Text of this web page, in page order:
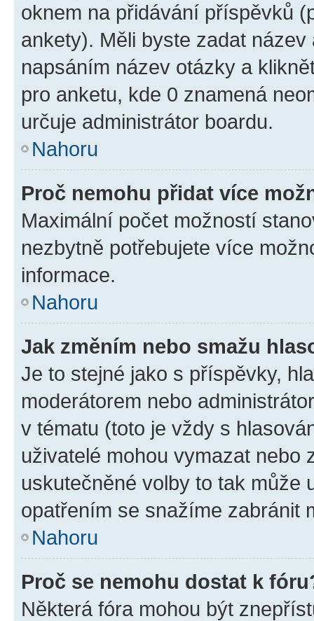
oknem na přidávání příspěvků
ankety). Měli byste zadat
napsáním název otázky a
pro anketu, kde 0 znamená
určuje administrátor boardu.
Nahoru
Proč nemohu přidat více
Maximální počet možností
nezbytně potřebujete více
informace.
Nahoru
Jak změním nebo smažu
Je to stejné jako s příspěvky,
moderátorem nebo
v tématu (toto je vždy s
uživatelé mohou vymazat nebo
uskutečněné volby to tak může
opatřením se snažíme zabránit
Nahoru
Proč se nemohu dostat k
Některá fóra mohou být